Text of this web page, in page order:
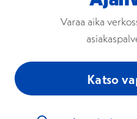
Influenssarokotus
52,90 €
Ei Kela-korvausta
Varaa aika
Varaa aika
Katso